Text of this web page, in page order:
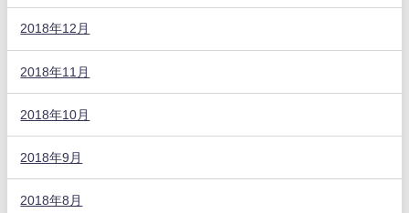
2018年12月
2018年11月
2018年10月
2018年9月
2018年8月